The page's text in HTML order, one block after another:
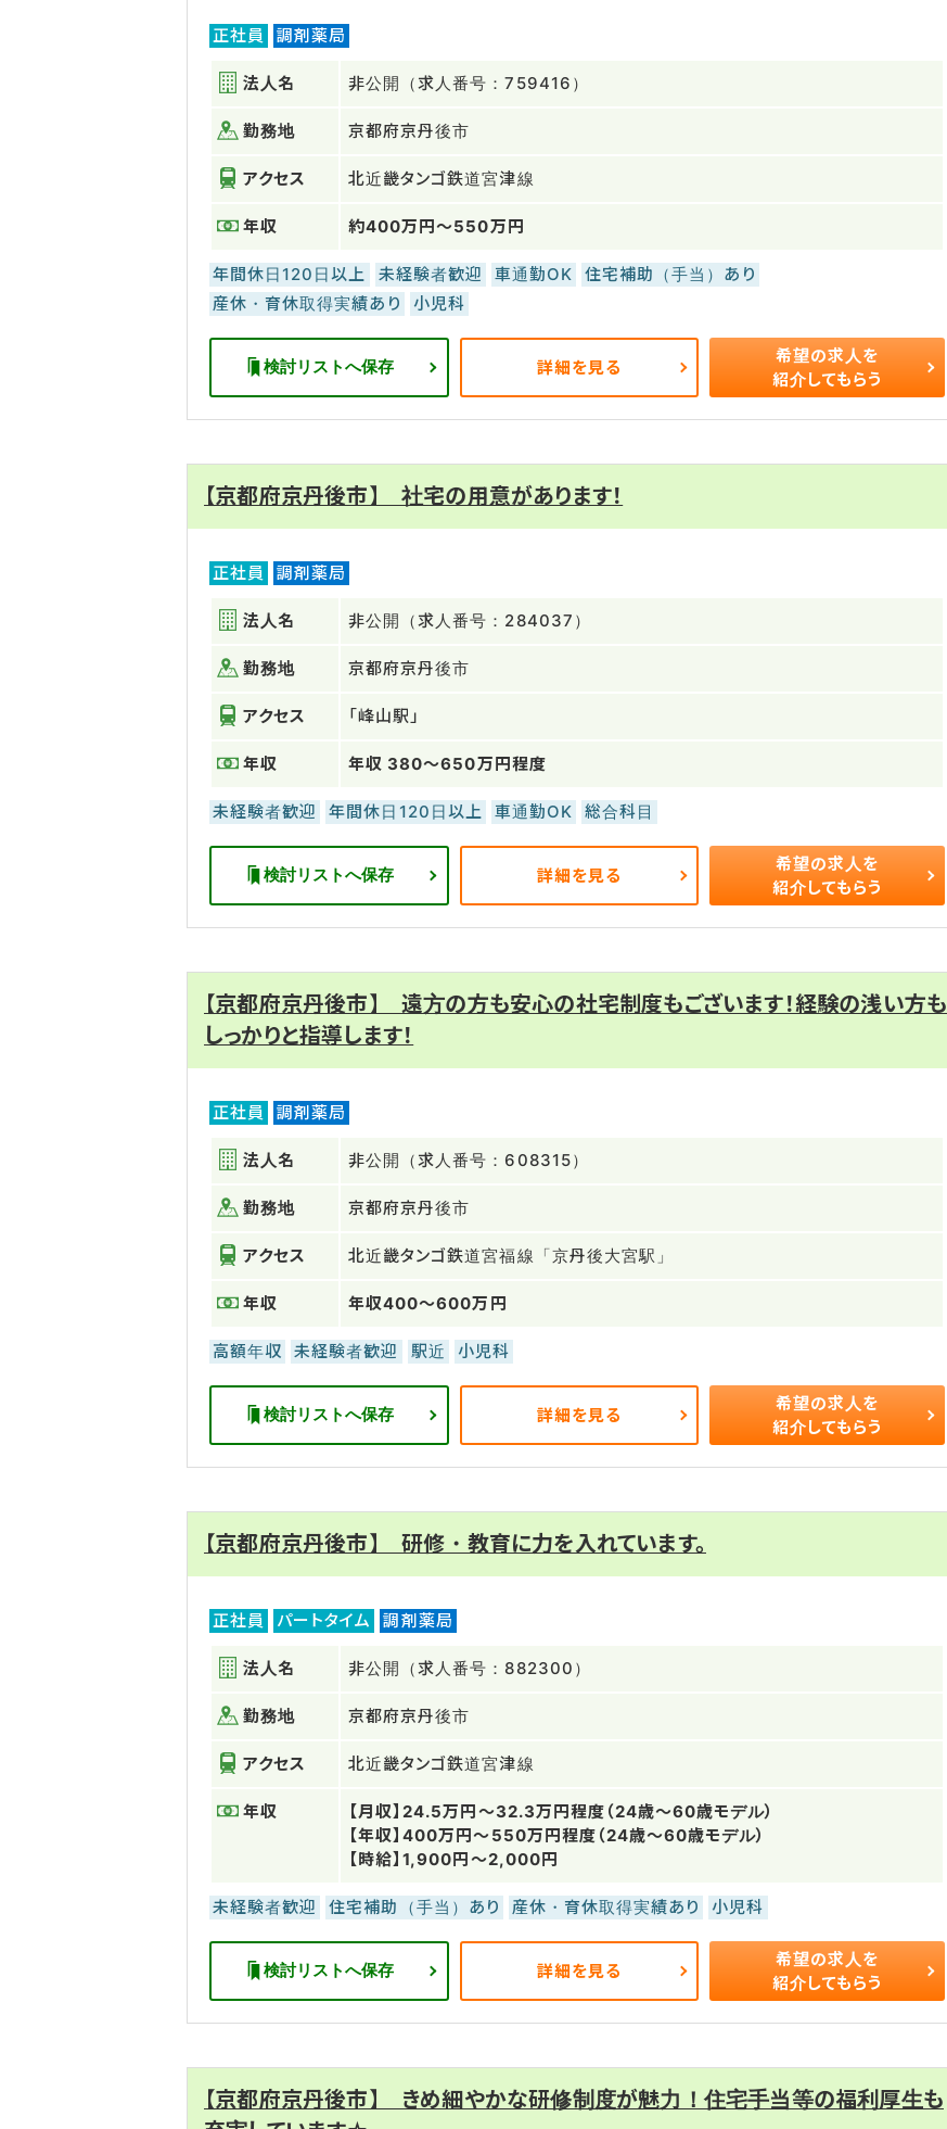
正社員 調剤薬局
法人名 非公開（求人番号：759416）
勤務地 京都府京丹後市
アクセス 北近畿タンゴ鉄道宮津線
年収 約400万円～550万円
年間休日120日以上 未経験者歓迎 車通勤OK
住宅補助（手当）あり
産休・育休取得実績あり
小児科
検討リストへ保存 詳細を見る
希望の求人を
紹介してもらう
【京都府京丹後市】 社宅の用意があります！
正社員 調剤薬局
法人名 非公開（求人番号：284037）
勤務地 京都府京丹後市
アクセス 「峰山駅」
年収 年収 380～650万円程度
未経験者歓迎 年間休日120日以上 車通勤OK 総合科目
検討リストへ保存 詳細を見る
希望の求人を
紹介してもらう
【京都府京丹後市】 遠方の方も安心の社宅制度もございます！経験の浅い方も
しっかりと指導します！
正社員 調剤薬局
法人名 非公開（求人番号：608315）
勤務地 京都府京丹後市
アクセス 北近畿タンゴ鉄道宮福線「京丹後大宮駅」
年収 年収400～600万円
高額年収 未経験者歓迎 駅近 小児科
検討リストへ保存 詳細を見る
希望の求人を
紹介してもらう
【京都府京丹後市】 研修・教育に力を入れています。
正社員 パートタイム 調剤薬局
法人名 非公開（求人番号：882300）
勤務地 京都府京丹後市
アクセス 北近畿タンゴ鉄道宮津線
年収
【月収】24.5万円～32.3万円程度（24歳～60歳モデル）
【年収】400万円～550万円程度（24歳～60歳モデル）
【時給】1,900円～2,000円
未経験者歓迎 住宅補助（手当）あり 産休・育休取得実績あり 小児科
検討リストへ保存 詳細を見る
希望の求人を
紹介してもらう
【京都府京丹後市】 きめ細やかな研修制度が魅力！住宅手当等の福利厚生も